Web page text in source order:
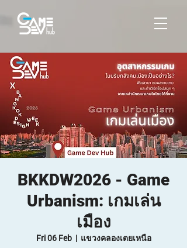
BKKDW2026 - Game
Urbanism: เกมเล่น
เมือง
Fri 06 Feb
  |
แขวงคลองเตยเหนือ